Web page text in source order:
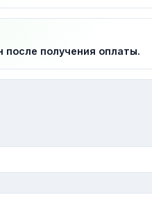
после получения оплаты.